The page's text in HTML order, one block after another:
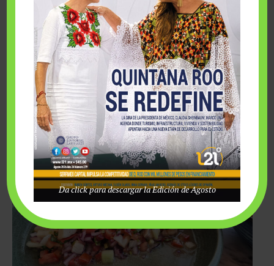
elevar la identidad del destino desde la cocina.
El recorrido culinario que pudimos disfrutar mostró esa
intención a través de preparaciones que combinan tradición e
innovación, en una propuesta que refuerza el carácter creativo
del hotel.
Da click para descargar la Edición de Agosto